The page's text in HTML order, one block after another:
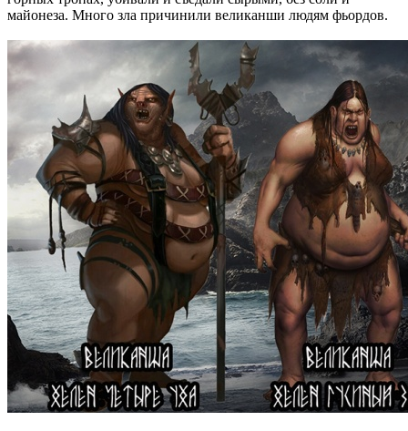
майонеза. Много зла причинили великанши людям фьордов.